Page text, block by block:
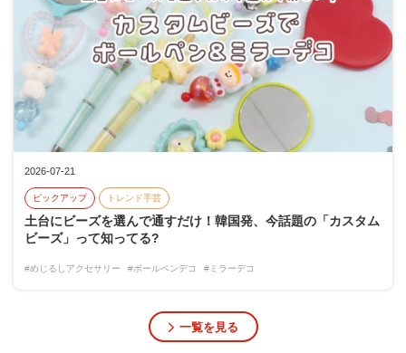
2026-07-21
ピックアップ トレンド手芸
土台にビーズを選んで通すだけ！韓国発、今話題の「カスタム
ビーズ」って知ってる?
#めじるしアクセサリー #ボールペンデコ #ミラーデコ
一覧を見る